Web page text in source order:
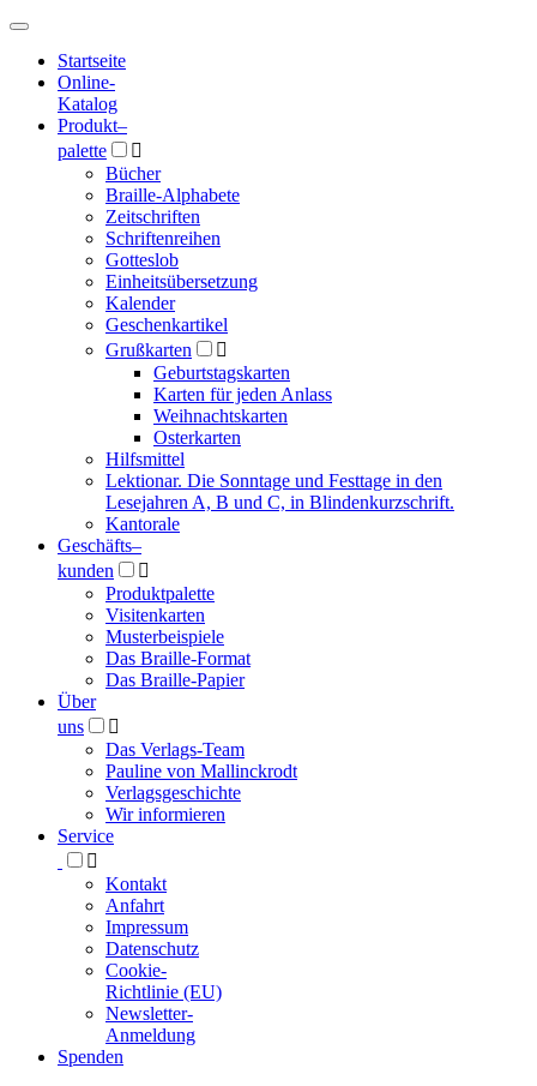
Hauptmenü
Hauptmenü
Startseite
Online-
Katalog
Produkt–
palette

Bücher
Braille-Alphabete
Zeitschriften
Schriftenreihen
Gotteslob
Einheitsübersetzung
Kalender
Geschenkartikel
Grußkarten

Geburtstagskarten
Karten für jeden Anlass
Weihnachtskarten
Osterkarten
Hilfsmittel
Lektionar. Die Sonntage und Festtage in den
Lesejahren A, B und C, in Blindenkurzschrift.
Kantorale
Geschäfts­–
kunden

Produktpalette
Visitenkarten
Musterbeispiele
Das Braille-Format
Das Braille-Papier
Über
uns

Das Verlags-Team
Pauline von Mallinckrodt
Verlagsgeschichte
Wir informieren
Service

Kontakt
Anfahrt
Impressum
Datenschutz
Cookie-
Richtlinie (EU)
Newsletter-
Anmeldung
Spenden